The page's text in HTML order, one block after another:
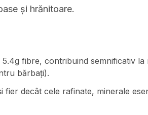
și hrănitoare.
fibre, contribuind semnificativ la
bărbați).
fier decât cele rafinate, minerale